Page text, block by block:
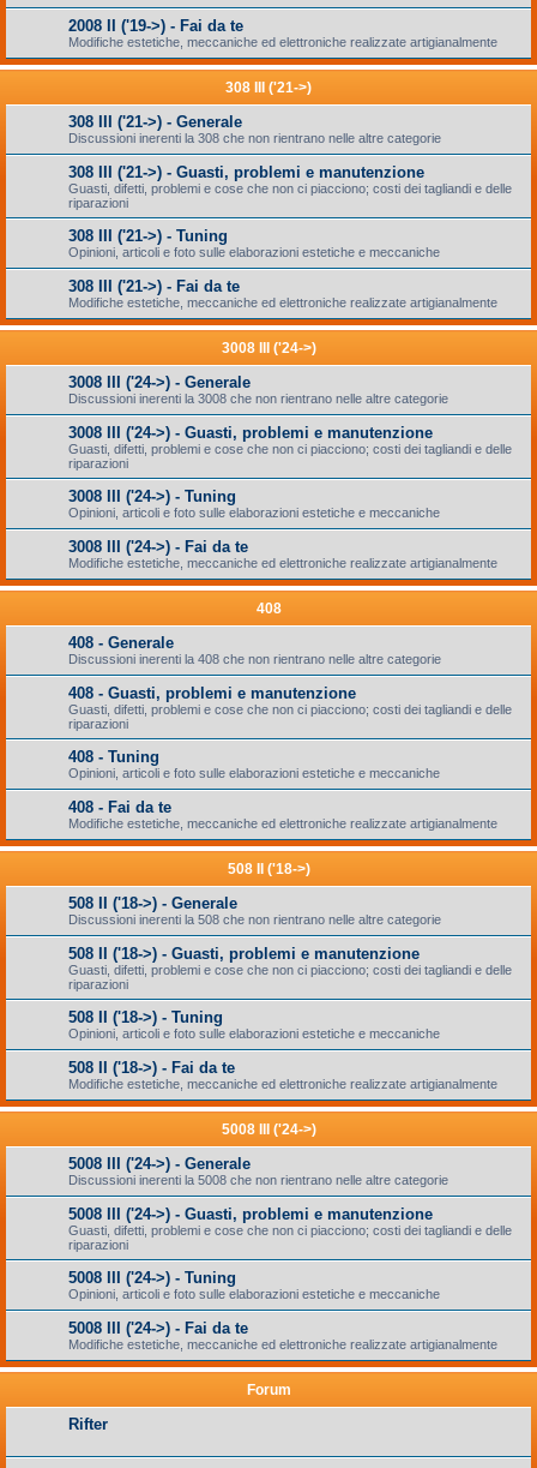
2008 II ('19->) - Fai da te
Modifiche estetiche, meccaniche ed elettroniche realizzate artigianalmente
308 III ('21->)
308 III ('21->) - Generale
Discussioni inerenti la 308 che non rientrano nelle altre categorie
308 III ('21->) - Guasti, problemi e manutenzione
Guasti, difetti, problemi e cose che non ci piacciono; costi dei tagliandi e delle
riparazioni
308 III ('21->) - Tuning
Opinioni, articoli e foto sulle elaborazioni estetiche e meccaniche
308 III ('21->) - Fai da te
Modifiche estetiche, meccaniche ed elettroniche realizzate artigianalmente
3008 III ('24->)
3008 III ('24->) - Generale
Discussioni inerenti la 3008 che non rientrano nelle altre categorie
3008 III ('24->) - Guasti, problemi e manutenzione
Guasti, difetti, problemi e cose che non ci piacciono; costi dei tagliandi e delle
riparazioni
3008 III ('24->) - Tuning
Opinioni, articoli e foto sulle elaborazioni estetiche e meccaniche
3008 III ('24->) - Fai da te
Modifiche estetiche, meccaniche ed elettroniche realizzate artigianalmente
408
408 - Generale
Discussioni inerenti la 408 che non rientrano nelle altre categorie
408 - Guasti, problemi e manutenzione
Guasti, difetti, problemi e cose che non ci piacciono; costi dei tagliandi e delle
riparazioni
408 - Tuning
Opinioni, articoli e foto sulle elaborazioni estetiche e meccaniche
408 - Fai da te
Modifiche estetiche, meccaniche ed elettroniche realizzate artigianalmente
508 II ('18->)
508 II ('18->) - Generale
Discussioni inerenti la 508 che non rientrano nelle altre categorie
508 II ('18->) - Guasti, problemi e manutenzione
Guasti, difetti, problemi e cose che non ci piacciono; costi dei tagliandi e delle
riparazioni
508 II ('18->) - Tuning
Opinioni, articoli e foto sulle elaborazioni estetiche e meccaniche
508 II ('18->) - Fai da te
Modifiche estetiche, meccaniche ed elettroniche realizzate artigianalmente
5008 III ('24->)
5008 III ('24->) - Generale
Discussioni inerenti la 5008 che non rientrano nelle altre categorie
5008 III ('24->) - Guasti, problemi e manutenzione
Guasti, difetti, problemi e cose che non ci piacciono; costi dei tagliandi e delle
riparazioni
5008 III ('24->) - Tuning
Opinioni, articoli e foto sulle elaborazioni estetiche e meccaniche
5008 III ('24->) - Fai da te
Modifiche estetiche, meccaniche ed elettroniche realizzate artigianalmente
Forum
Rifter